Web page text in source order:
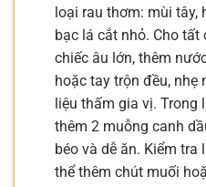
loại rau thơm: mùi tây,
bạc lá cắt nhỏ. Cho
chiếc âu lớn, thêm
hoặc tay trộn đều, nhẹ
liệu thấm gia vị. Trong
thêm 2 muỗng canh
béo và dễ ăn. Kiểm tra
thể thêm chút muối